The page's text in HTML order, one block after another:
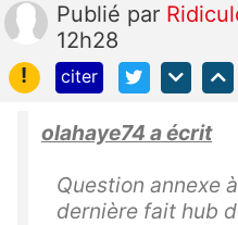
Publié par
12h28
!
citer
olahaye74 a écrit
Question annexe
dernière fait hub